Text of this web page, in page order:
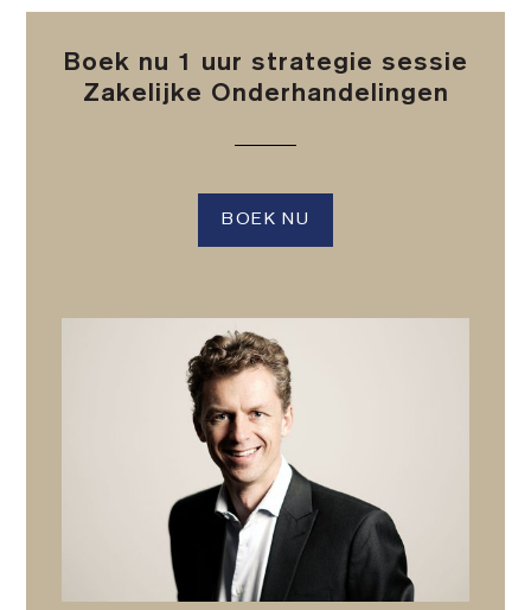
Boek nu 1 uur strategie sessie
Zakelijke Onderhandelingen
BOEK NU